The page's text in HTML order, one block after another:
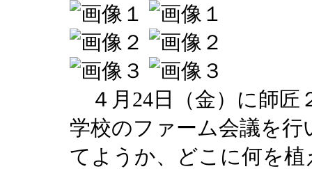
４月24日（金）に師匠
学校のファーム会議を
てようか、どこに何を